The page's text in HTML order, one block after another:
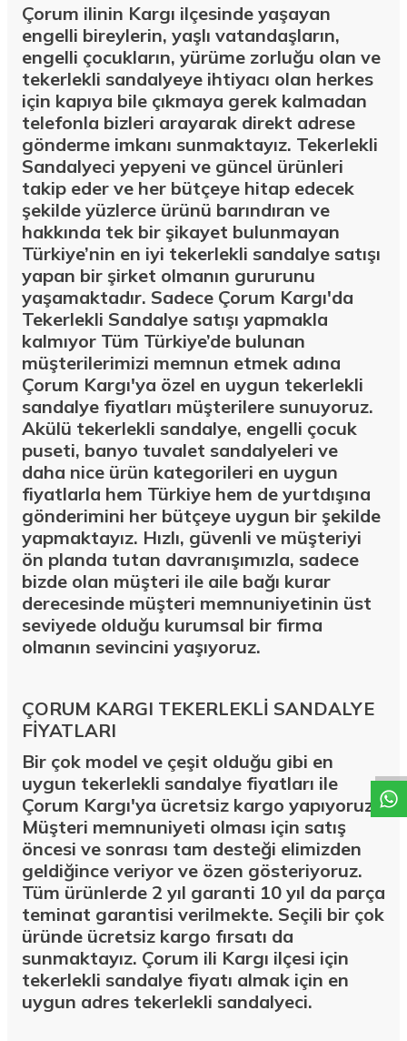
Çorum ilinin Kargı ilçesinde yaşayan
engelli bireylerin, yaşlı vatandaşların,
engelli çocukların, yürüme zorluğu olan ve
tekerlekli sandalyeye ihtiyacı olan herkes
için kapıya bile çıkmaya gerek kalmadan
telefonla bizleri arayarak direkt adrese
gönderme imkanı sunmaktayız. Tekerlekli
Sandalyeci yepyeni ve güncel ürünleri
takip eder ve her bütçeye hitap edecek
şekilde yüzlerce ürünü barındıran ve
hakkında tek bir şikayet bulunmayan
Türkiye’nin en iyi tekerlekli sandalye satışı
yapan bir şirket olmanın gururunu
yaşamaktadır. Sadece Çorum Kargı'da
Tekerlekli Sandalye satışı yapmakla
kalmıyor Tüm Türkiye’de bulunan
müşterilerimizi memnun etmek adına
Çorum Kargı'ya özel en uygun tekerlekli
sandalye fiyatları müşterilere sunuyoruz.
Akülü tekerlekli sandalye, engelli çocuk
puseti, banyo tuvalet sandalyeleri ve
daha nice ürün kategorileri en uygun
fiyatlarla hem Türkiye hem de yurtdışına
gönderimini her bütçeye uygun bir şekilde
yapmaktayız. Hızlı, güvenli ve müşteriyi
ön planda tutan davranışımızla, sadece
bizde olan müşteri ile aile bağı kurar
derecesinde müşteri memnuniyetinin üst
seviyede olduğu kurumsal bir firma
olmanın sevincini yaşıyoruz.
ÇORUM KARGI TEKERLEKLİ SANDALYE
FİYATLARI
Bir çok model ve çeşit olduğu gibi en
uygun tekerlekli sandalye fiyatları ile
Çorum Kargı'ya ücretsiz kargo yapıyoruz.
Müşteri memnuniyeti olması için satış
öncesi ve sonrası tam desteği elimizden
geldiğince veriyor ve özen gösteriyoruz.
Tüm ürünlerde 2 yıl garanti 10 yıl da parça
teminat garantisi verilmekte. Seçili bir çok
üründe ücretsiz kargo fırsatı da
sunmaktayız. Çorum ili Kargı ilçesi için
tekerlekli sandalye fiyatı almak için en
uygun adres tekerlekli sandalyeci.